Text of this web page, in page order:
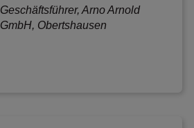
Geschäfts­führer, Arno Arnold
GmbH, Obertshausen